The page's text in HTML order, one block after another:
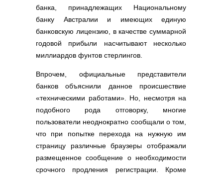
банка, принадлежащих Национальному
банку Австралии и имеющих единую
банковскую лицензию, в качестве суммарной
годовой прибыли насчитывают несколько
миллиардов фунтов стерлингов.
Впрочем, официальные представители
банков объяснили данное происшествие
«техническими работами». Но, несмотря на
подобного рода отговорку, многие
пользователи неоднократно сообщали о том,
что при попытке перехода на нужную им
страницу различные браузеры отображали
размещенное сообщение о необходимости
срочного продления регистрации. Кроме